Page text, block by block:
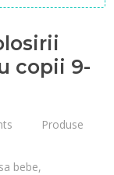
copii 9-
Produse
bebe,